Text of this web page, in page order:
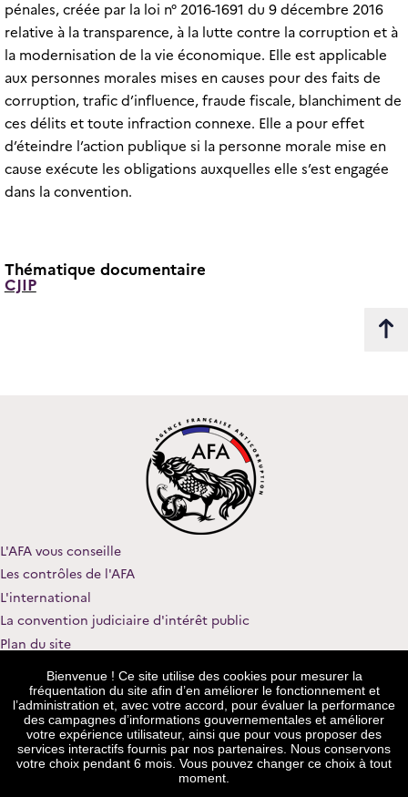
Bienvenue ! Ce site utilise des cookies pour mesurer la
fréquentation du site afin d’en améliorer le fonctionnement et
l’administration et, avec votre accord, pour évaluer la performance
des campagnes d’informations gouvernementales et améliorer
votre expérience utilisateur, ainsi que pour vous proposer des
services interactifs fournis par nos partenaires. Nous conservons
votre choix pendant 6 mois. Vous pouvez changer ce choix à tout
moment.
pénales, créée par la loi n° 2016-1691 du 9 décembre 2016
relative à la transparence, à la lutte contre la corruption et à
la modernisation de la vie économique. Elle est applicable
aux personnes morales mises en causes pour des faits de
corruption, trafic d’influence, fraude fiscale, blanchiment de
ces délits et toute infraction connexe. Elle a pour effet
d’éteindre l’action publique si la personne morale mise en
cause exécute les obligations auxquelles elle s’est engagée
dans la convention.
Thématique documentaire
CJIP
L'AFA vous conseille
Les contrôles de l'AFA
L'international
La convention judiciaire d'intérêt public
Plan du site
Rejoindre notre équipe
Mentions légales
Procédure de recueil et de traitement des signalements
Données personnelles